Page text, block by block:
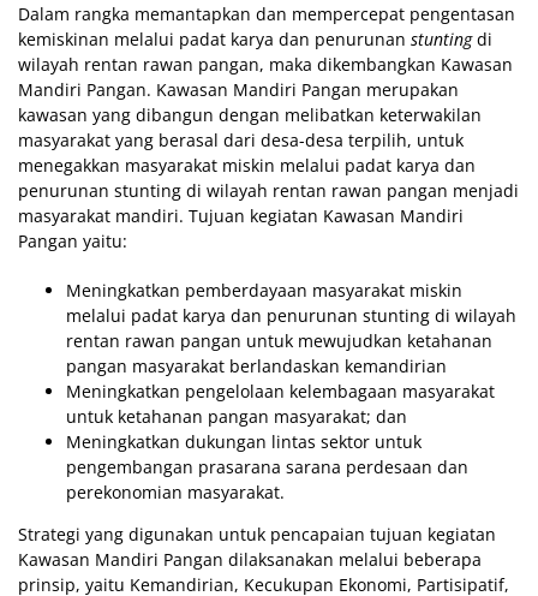
Dalam rangka memantapkan dan mempercepat pengentasan
kemiskinan melalui padat karya dan penurunan stuntingdi
wilayah rentan rawan pangan, maka dikembangkan Kawasan
Mandiri Pangan. Kawasan Mandiri Pangan merupakan
kawasan yang dibangun dengan melibatkan keterwakilan
masyarakat yang berasal dari desa-desa terpilih, untuk
menegakkan masyarakat miskin melalui padat karya dan
penurunan stunting di wilayah rentan rawan pangan menjadi
masyarakat mandiri. Tujuan kegiatan Kawasan Mandiri
Pangan yaitu:
Meningkatkan pemberdayaan masyarakat miskin
melalui padat karya dan penurunan stunting di wilayah
rentan rawan pangan untuk mewujudkan ketahanan
pangan masyarakat berlandaskan kemandirian
Meningkatkan pengelolaan kelembagaan masyarakat
untuk ketahanan pangan masyarakat; dan
Meningkatkan dukungan lintas sektor untuk
pengembangan prasarana sarana perdesaan dan
perekonomian masyarakat.
Strategi yang digunakan untuk pencapaian tujuan kegiatan
Kawasan Mandiri Pangan dilaksanakan melalui beberapa
prinsip, yaitu Kemandirian, Kecukupan Ekonomi, Partisipatif,